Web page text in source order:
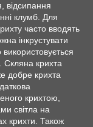
відсипання
клумб. Для
часто вводять
інкрустувати
Скляна крихта
добре крихта
крихтою,
світла на
крихти. Також